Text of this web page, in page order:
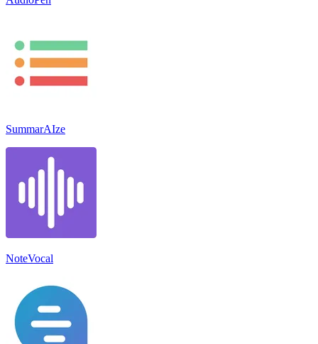
SummarAIze
NoteVocal